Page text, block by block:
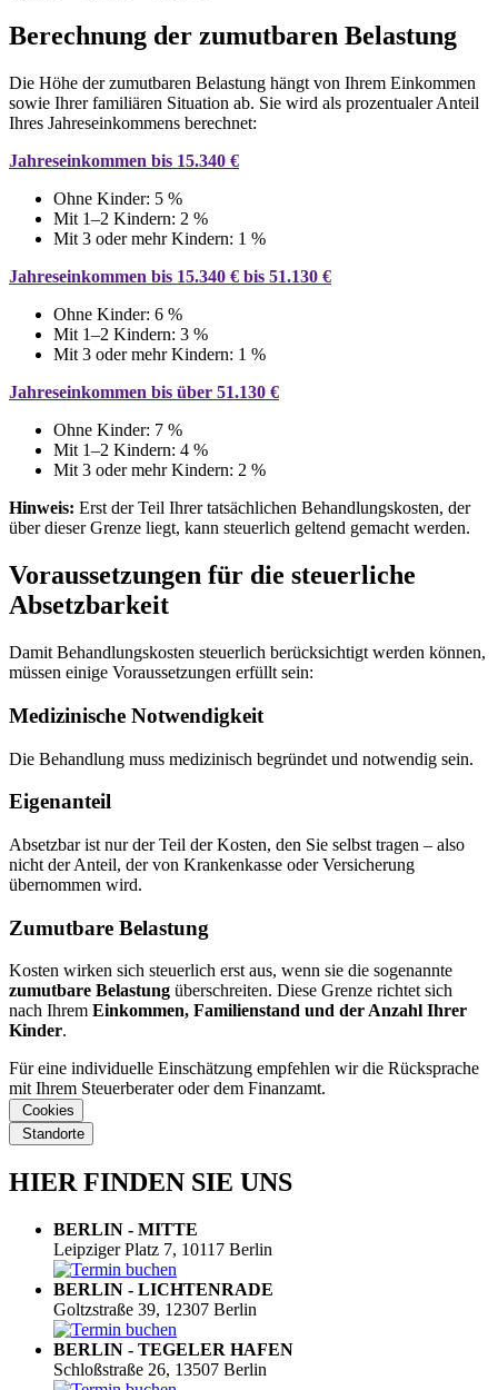
Berechnung der zumutbaren Belastung
Die Höhe der zumutbaren Belastung hängt von Ihrem Einkommen
sowie Ihrer familiären Situation ab. Sie wird als prozentualer Anteil
Ihres Jahreseinkommens berechnet:
Jahreseinkommen bis 15.340 €
Ohne Kinder: 5 %
Mit 1–2 Kindern: 2 %
Mit 3 oder mehr Kindern: 1 %
Jahreseinkommen bis 15.340 € bis 51.130 €
Ohne Kinder: 6 %
Mit 1–2 Kindern: 3 %
Mit 3 oder mehr Kindern: 1 %
Jahreseinkommen bis über 51.130 €
Ohne Kinder: 7 %
Mit 1–2 Kindern: 4 %
Mit 3 oder mehr Kindern: 2 %
Hinweis: Erst der Teil Ihrer tatsächlichen Behandlungskosten, der
über dieser Grenze liegt, kann steuerlich geltend gemacht werden.
Voraussetzungen für die steuerliche
Absetzbarkeit
Damit Behandlungskosten steuerlich berücksichtigt werden können,
müssen einige Voraussetzungen erfüllt sein:
Medizinische Notwendigkeit
Die Behandlung muss medizinisch begründet und notwendig sein.
Eigenanteil
Absetzbar ist nur der Teil der Kosten, den Sie selbst tragen – also
nicht der Anteil, der von Krankenkasse oder Versicherung
übernommen wird.
Zumutbare Belastung
Kosten wirken sich steuerlich erst aus, wenn sie die sogenannte
zumutbare Belastung überschreiten. Diese Grenze richtet sich
nach Ihrem Einkommen, Familienstand und der Anzahl Ihrer
Kinder.
Für eine individuelle Einschätzung empfehlen wir die Rücksprache
mit Ihrem Steuerberater oder dem Finanzamt.
Cookies
Standorte
HIER FINDEN SIE UNS
BERLIN - MITTE
Leipziger Platz 7, 10117 Berlin
BERLIN - LICHTENRADE
Goltzstraße 39, 12307 Berlin
BERLIN - TEGELER HAFEN
Schloßstraße 26, 13507 Berlin